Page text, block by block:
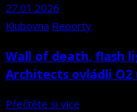
27.01.2026
Klubovna Reporty
Wall of death, flash
Architects ovládli
Přečtěte si více